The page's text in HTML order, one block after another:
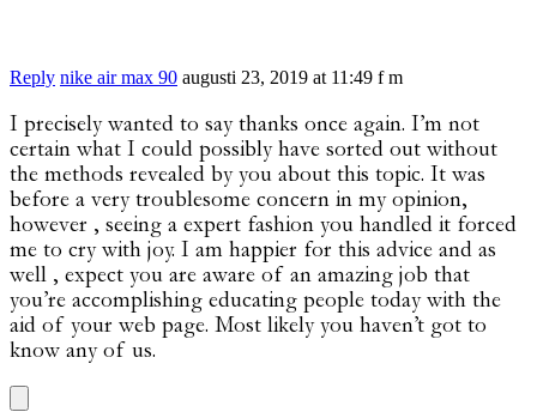
Reply nike air max 90 augusti 23, 2019 at 11:49 f m
I precisely wanted to say thanks once again. I’m not
certain what I could possibly have sorted out without
the methods revealed by you about this topic. It was
before a very troublesome concern in my opinion,
however , seeing a expert fashion you handled it forced
me to cry with joy. I am happier for this advice and as
well , expect you are aware of an amazing job that
you’re accomplishing educating people today with the
aid of your web page. Most likely you haven’t got to
know any of us.